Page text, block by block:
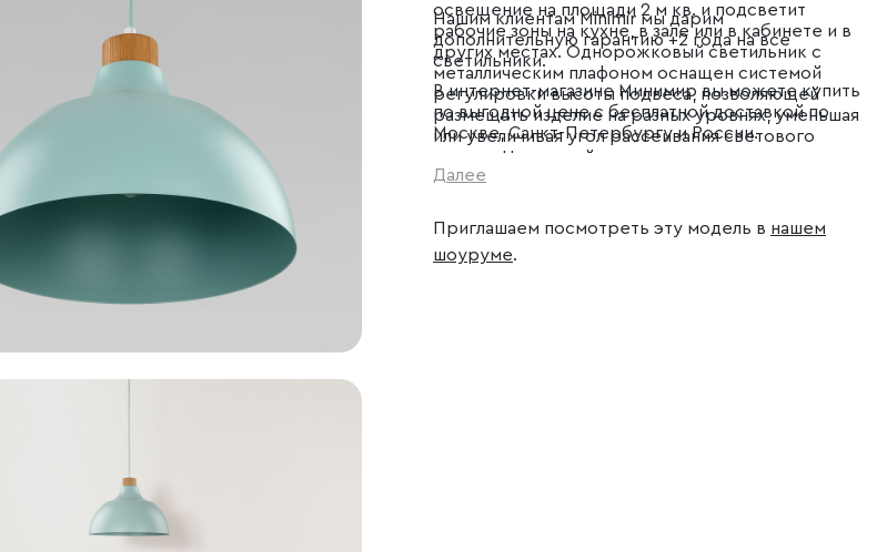
освещение на площади 2 м кв. и подсветит
рабочие зоны на кухне, в зале или в кабинете и в
других местах. Однорожковый светильник с
металлическим плафоном оснащен системой
регулировки высоты подвеса, позволяющей
размещать изделие на разных уровнях, уменьшая
или увеличивая угол рассеивания светового
потока. Накладной светильник просто
устанавливается на натяжных потолках при
Нашим клиентам Minimir мы дарим
дополнительную гарантию +2 года на все
светильники.
В интернет-магазине Минимир вы можете купить
по выгодной цене с бесплатной доставкой по
Москве, Санкт-Петербургу и России.
Далее
Приглашаем посмотреть эту модель в нашем
шоуруме.